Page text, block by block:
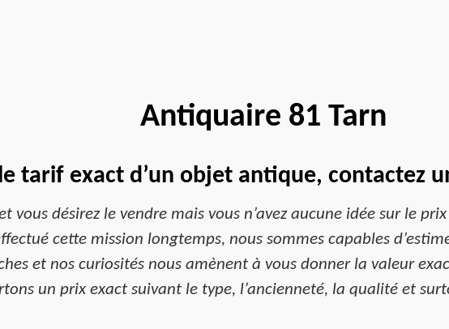
Antiquaire 81 Tarn
tarif exact d’un objet antique, contactez
vous désirez le vendre mais vous n’avez aucune idée sur le
cette mission longtemps, nous sommes capables
et nos curiosités nous amènent à vous donner la valeur
un prix exact suivant le type, l’ancienneté, la qualité et